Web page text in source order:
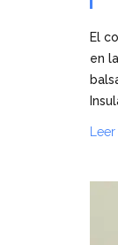
El
en
Leer